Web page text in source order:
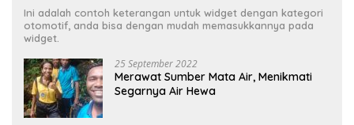
Ini adalah contoh keterangan untuk widget dengan kategori
otomotif, anda bisa dengan mudah memasukkannya pada
widget.
25 September 2022
Merawat Sumber Mata Air, Menikmati
Segarnya Air Hewa